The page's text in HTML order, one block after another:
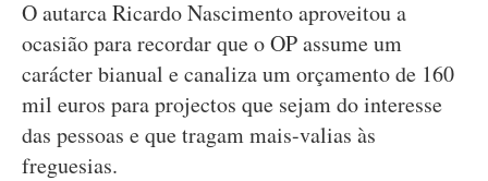
O autarca Ricardo Nascimento aproveitou a
ocasião para recordar que o OP assume um
carácter bianual e canaliza um orçamento de 160
mil euros para projectos que sejam do interesse
das pessoas e que tragam mais-valias às
freguesias.